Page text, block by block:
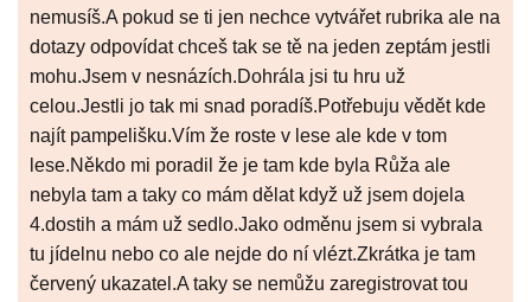
nemusíš.A pokud se ti jen nechce vytvářet rubrika ale na
dotazy odpovídat chceš tak se tě na jeden zeptám jestli
mohu.Jsem v nesnázích.Dohrála jsi tu hru už
celou.Jestli jo tak mi snad poradíš.Potřebuju vědět kde
najít pampelišku.Vím že roste v lese ale kde v tom
lese.Někdo mi poradil že je tam kde byla Růža ale
nebyla tam a taky co mám dělat když už jsem dojela
4.dostih a mám už sedlo.Jako odměnu jsem si vybrala
tu jídelnu nebo co ale nejde do ní vlézt.Zkrátka je tam
červený ukazatel.A taky se nemůžu zaregistrovat tou